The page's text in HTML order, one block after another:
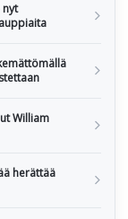
nyt
William
herättää